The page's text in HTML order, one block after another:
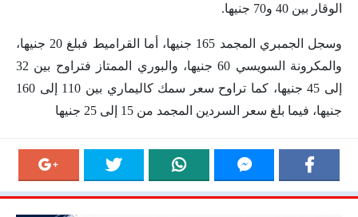
الوقار بين 40 و70 جنيها.
وسجل الجمبري المجمد 165 جنيها، أما القراميط فبلغ 20 جنيها،
والمكرونة السويسي 60 جنيها، والبوري الممتاز فتراوح بين 32
إلى 45 جنيها، كما تراوح سعر سمك كاليماري بين 110 إلى 160
جنيها، فيما بلغ سعر السردين المجمد من 15 إلى 25 جنيها